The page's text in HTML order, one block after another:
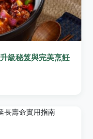
級秘笈與完美烹飪